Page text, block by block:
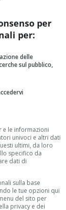
ma era partito
per dirigersi
sul mercatino
Lorenzo, di
l’esame
“SIAMO
per
per:
delle
sul pubblico,
e le informazioni
univoci e altri dati
ultimi, da loro
specifico da
dati di
sulla base
le tue opzioni qui
del sito per
privacy e dei